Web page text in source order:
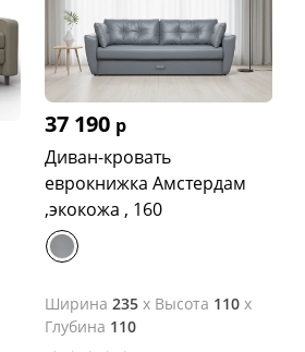
37 190 р
Диван-кровать
еврокнижка Амстердам
,экокожа , 160
Ширина 235x Высота 110x
Глубина 110